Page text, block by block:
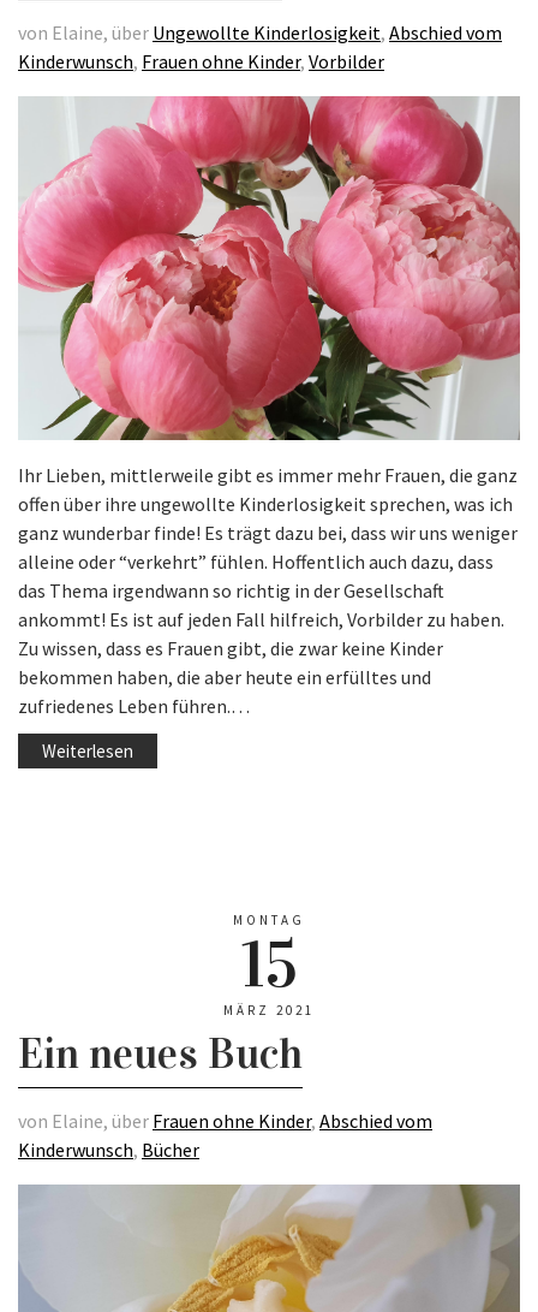
von Elaine, über Ungewollte Kinderlosigkeit, Abschied vom
Kinderwunsch, Frauen ohne Kinder, Vorbilder
Ihr Lieben, mittlerweile gibt es immer mehr Frauen, die ganz
offen über ihre ungewollte Kinderlosigkeit sprechen, was ich
ganz wunderbar finde! Es trägt dazu bei, dass wir uns weniger
alleine oder “verkehrt” fühlen. Hoffentlich auch dazu, dass
das Thema irgendwann so richtig in der Gesellschaft
ankommt! Es ist auf jeden Fall hilfreich, Vorbilder zu haben.
Zu wissen, dass es Frauen gibt, die zwar keine Kinder
bekommen haben, die aber heute ein erfülltes und
zufriedenes Leben führen.…
Weiterlesen
MONTAG
15
MÄRZ 2021
Ein neues Buch
von Elaine, über Frauen ohne Kinder, Abschied vom
Kinderwunsch, Bücher